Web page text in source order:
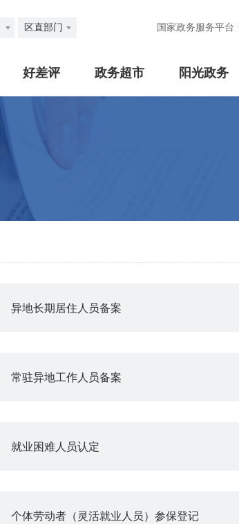
区直部门 国家政务服务平台
好差评 政务超市 阳光政务
异地长期居住人员备案
常驻异地工作人员备案
就业困难人员认定
个体劳动者（灵活就业人员）参保登记